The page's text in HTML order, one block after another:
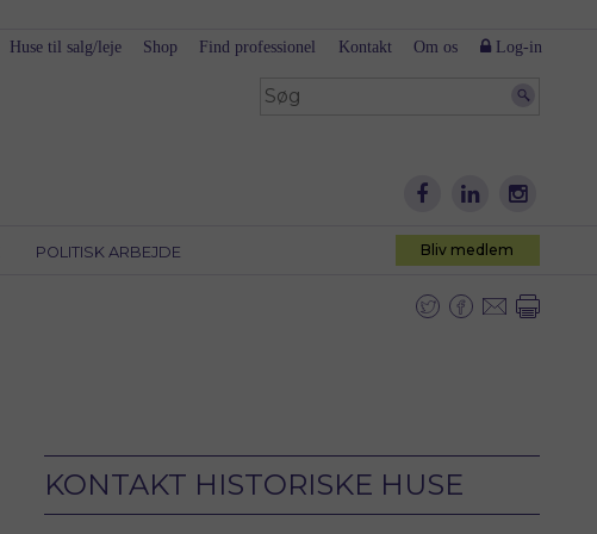
POLITISK ARBEJDE Bliv medlem
Huse til salg/leje Shop Find professionel Kontakt Om os Log-in
KONTAKT HISTORISKE HUSE